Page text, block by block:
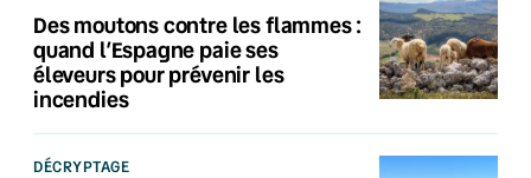
Des moutons contre les flammes :
quand l’Espagne paie ses
éleveurs pour prévenir les
incendies
DÉCRYPTAGE